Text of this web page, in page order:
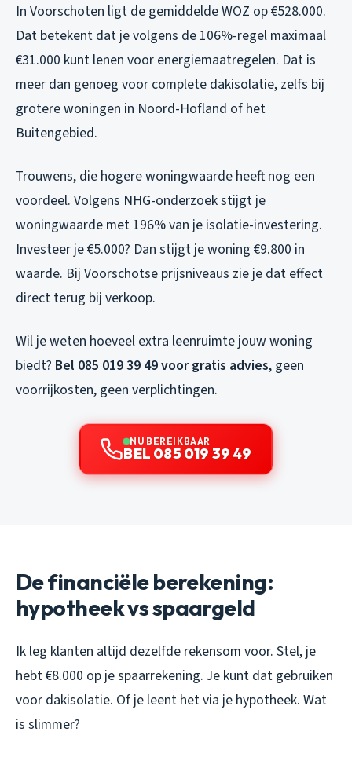
In Voorschoten ligt de gemiddelde WOZ op €528.000.
Dat betekent dat je volgens de 106%-regel maximaal
€31.000 kunt lenen voor energiemaatregelen. Dat is
meer dan genoeg voor complete dakisolatie, zelfs bij
grotere woningen in Noord-Hofland of het
Buitengebied.
Trouwens, die hogere woningwaarde heeft nog een
voordeel. Volgens NHG-onderzoek stijgt je
woningwaarde met 196% van je isolatie-investering.
Investeer je €5.000? Dan stijgt je woning €9.800 in
waarde. Bij Voorschotse prijsniveaus zie je dat effect
direct terug bij verkoop.
Wil je weten hoeveel extra leenruimte jouw woning
biedt? Bel 085 019 39 49 voor gratis advies, geen
voorrijkosten, geen verplichtingen.
NU BEREIKBAAR
BEL 085 019 39 49
De financiële berekening:
hypotheek vs spaargeld
Ik leg klanten altijd dezelfde rekensom voor. Stel, je
hebt €8.000 op je spaarrekening. Je kunt dat gebruiken
voor dakisolatie. Of je leent het via je hypotheek. Wat
is slimmer?